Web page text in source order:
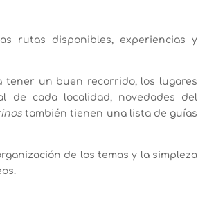
rutas disponibles, experiencias y
tener un buen recorrido, los lugares
de cada localidad, novedades del
también tienen una lista de guías
de los temas y la simpleza